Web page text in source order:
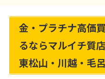
金・プラチナ高価
るならマルイチ質
東松山・川越・毛